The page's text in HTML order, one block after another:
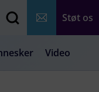
Støt os
Video